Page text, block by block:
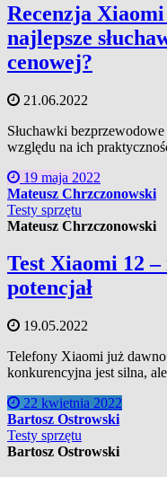
Recenzja
najlepsze
cenowej?
21.06.2022
Słuchawki
względu na ich
19 maja 2022
Mateusz Chrzczonowski
Testy sprzętu
Mateusz Chrzczonowski
Test Xiaomi 12
potencjał
19.05.2022
Telefony Xiaomi już
konkurencyjna jest silna,
22 kwietnia 2022
Bartosz Ostrowski
Testy sprzętu
Bartosz Ostrowski